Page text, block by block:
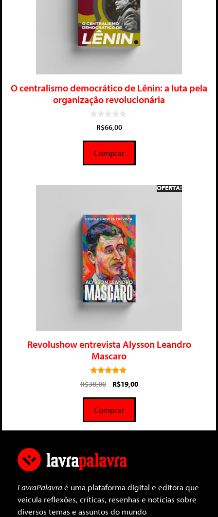
O centralismo democrático de Lênin: a luta pela
organização revolucionária
5
R$66,00
Comprar
OFERTA!
Revolushow entrevista Alysson Leandro
Mascaro
5.00
de 5
R$38,00 R$19,00
Comprar
LavraPalavraé uma plataforma digital e editora que
veicula reflexões, críticas, resenhas e notícias sobre
diversos temas e assuntos do mundo